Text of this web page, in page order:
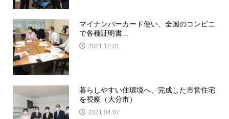
マイナンバーカード使い、全国のコンビニ
で各種証明書...
2021.12.01
暮らしやすい住環境へ、完成した市営住宅
を視察（大分市）
2021.04.07